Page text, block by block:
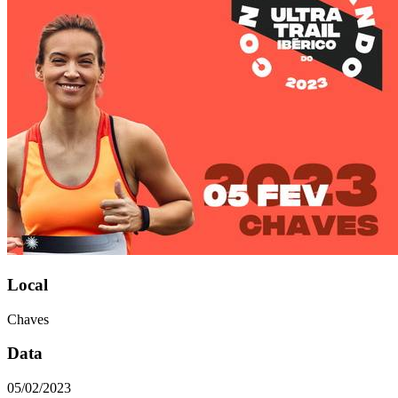
Local
Chaves
Data
05/02/2023